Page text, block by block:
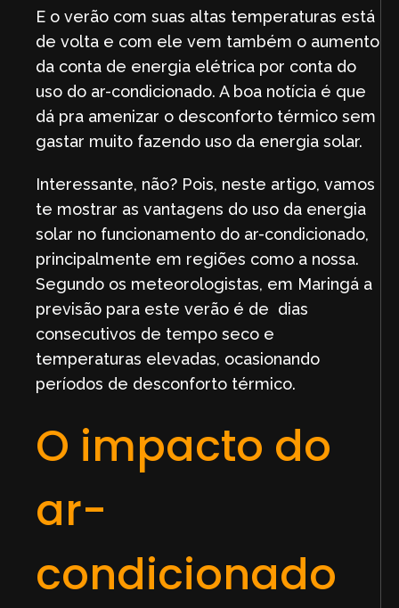
E o verão com suas altas temperaturas está
de volta e com ele vem também o aumento
da conta de energia elétrica por conta do
uso do ar-condicionado. A boa notícia é que
dá pra amenizar o desconforto térmico sem
gastar muito fazendo uso da energia solar.
Interessante, não? Pois, neste artigo, vamos
te mostrar as vantagens do uso da energia
solar no funcionamento do ar-condicionado,
principalmente em regiões como a nossa.
Segundo os meteorologistas, em Maringá a
previsão para este verão é de dias
consecutivos de tempo seco e
temperaturas elevadas, ocasionando
períodos de desconforto térmico.
O impacto do
ar-
condicionado